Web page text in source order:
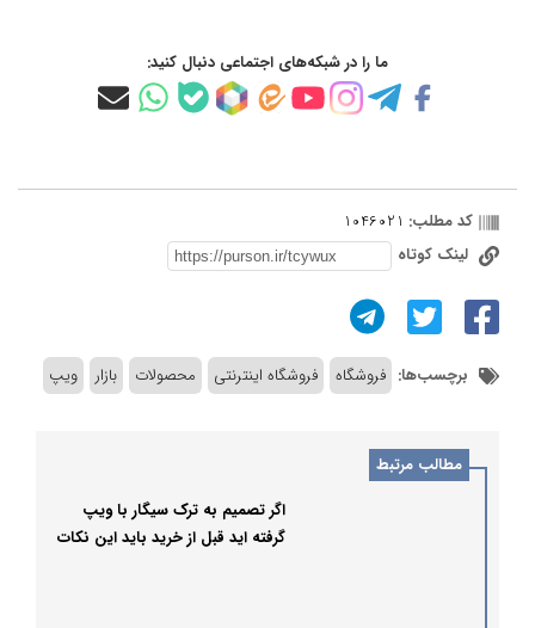
ما را در شبکه‌های اجتماعی دنبال کنید:
کد مطلب: 1046021
لینک کوتاه
برچسب‌ها: فروشگاه فروشگاه اینترنتی محصولات بازار ویپ
مطالب مرتبط
اگر تصمیم به ترک سیگار با ویپ
گرفته اید قبل از خرید باید این نکات